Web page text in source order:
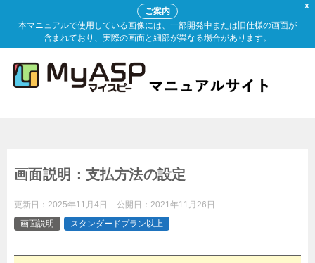
X
ご案内
本マニュアルで使用している画像には、一部開発中または旧仕様の画面が
含まれており、実際の画面と細部が異なる場合があります。
画面説明：支払方法の設定
更新日： 2025年11月4日 公開日： 2021年11月26日
画面説明
スタンダードプラン以上